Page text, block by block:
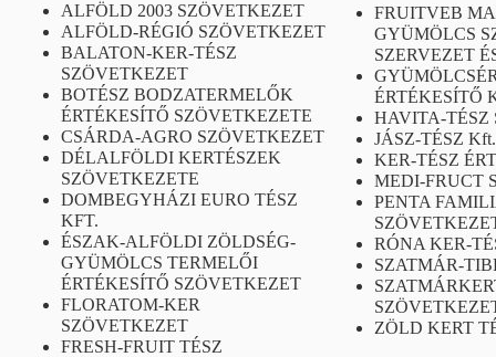
ALFÖLD 2003 SZÖVETKEZET
ALFÖLD-RÉGIÓ SZÖVETKEZET
BALATON-KER-TÉSZ
SZÖVETKEZET
BOTÉSZ BODZATERMELŐK
ÉRTÉKESÍTŐ SZÖVETKEZETE
CSÁRDA-AGRO SZÖVETKEZET
DÉLALFÖLDI KERTÉSZEK
SZÖVETKEZETE
DOMBEGYHÁZI EURO TÉSZ
KFT.
ÉSZAK-ALFÖLDI ZÖLDSÉG-
GYÜMÖLCS TERMELŐI
ÉRTÉKESÍTŐ SZÖVETKEZET
FLORATOM-KER
SZÖVETKEZET
FRESH-FRUIT TÉSZ
FRUITVEB
GYÜMÖLCS
SZERVEZET
ÉRTÉKESÍTŐ
HAVITA-TÉSZ
JÁSZ-TÉSZ Kft.
KER-TÉSZ
MEDI-FRUCT
PENTA
RÓNA KER-
SZATMÁR-
ZÖLD KERT